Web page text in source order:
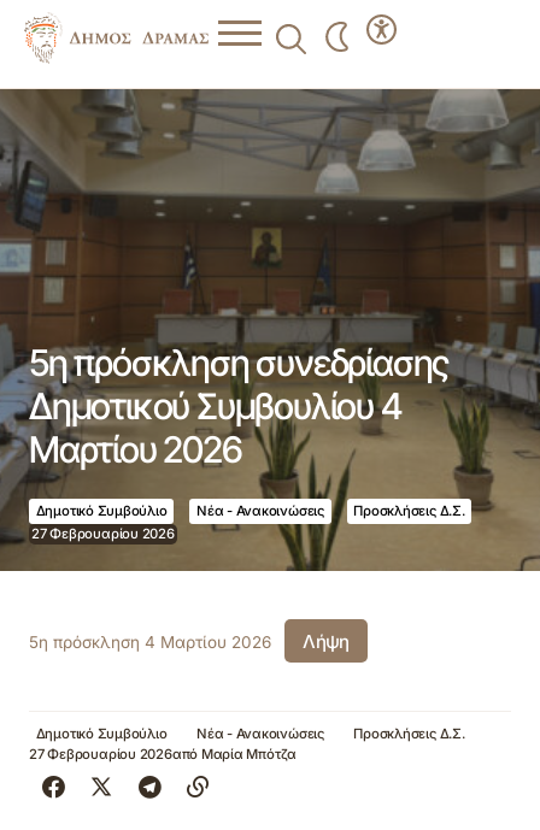
5η πρόσκληση συνεδρίασης Δημοτικού Συμβουλίου 4
Μαρτίου 2026
5η πρόσκληση συνεδρίασης
Δημοτικού Συμβουλίου 4
Μαρτίου 2026
Δημοτικό Συμβούλιο Νέα - Ανακοινώσεις
Προσκλήσεις Δ.Σ.
27 Φεβρουαρίου 2026
5η πρόσκληση 4 Μαρτίου 2026 Λήψη
Δημοτικό Συμβούλιο Νέα - Ανακοινώσεις
Προσκλήσεις Δ.Σ.
27 Φεβρουαρίου 2026από Μαρία Μπότζα